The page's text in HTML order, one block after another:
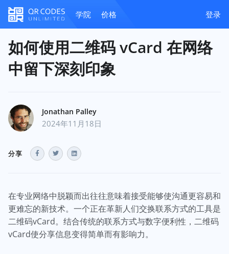
学院 价格 登录
如何使用二维码 vCard 在网络
中留下深刻印象
Jonathan Palley
2024年11月18日
分享
在专业网络中脱颖而出往往意味着接受能够使沟通更容易和
更难忘的新技术。一个正在革新人们交换联系方式的工具是
二维码vCard。结合传统的联系方式与数字便利性，二维码
vCard使分享信息变得简单而有影响力。